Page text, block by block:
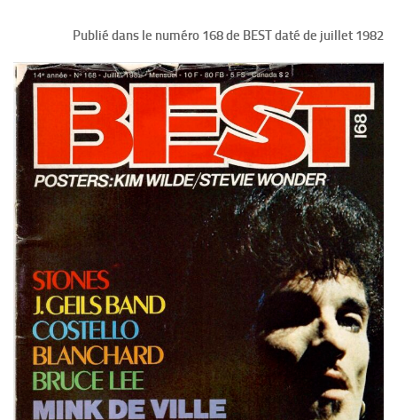
Publié dans le numéro 168 de BEST daté de juillet 1982